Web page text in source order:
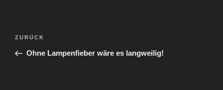
Beitragsnavigation
Vorheriger
Beitrag
ZURÜCK
Ohne Lampenfieber wäre es langweilig!